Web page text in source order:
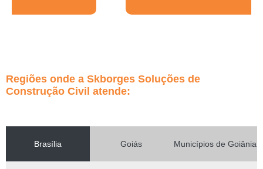
Regiões onde a Skborges Soluções de
Construção Civil atende:
Brasília Goiás Municípios de Goiânia